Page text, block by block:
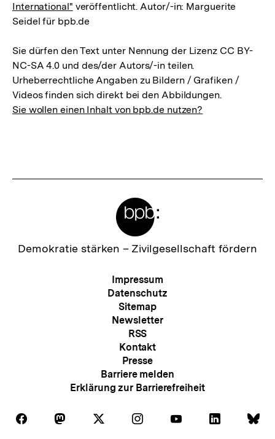
International" veröffentlicht. Autor/-in: Marguerite
Seidel für bpb.de
Sie dürfen den Text unter Nennung der Lizenz CC BY-
NC-SA 4.0 und des/der Autors/-in teilen.
Urheberrechtliche Angaben zu Bildern / Grafiken /
Videos finden sich direkt bei den Abbildungen.
Sie wollen einen Inhalt von bpb.de nutzen?
Zur
Demokratie stärken – Zivilgesellschaft fördern
Meta-
Navigation
Impressum
Datenschutz
Sitemap
Newsletter
RSS
Kontakt
Presse
Barriere melden
Erklärung zur Barrierefreiheit
Folgen
Auf
Folgen Folgen Folgen
Auf
Folgen Folgen